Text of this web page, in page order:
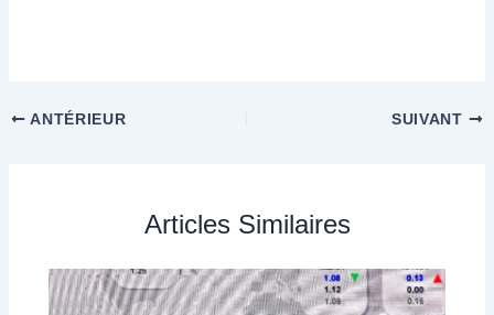
ANTÉRIEUR SUIVANT
Articles Similaires